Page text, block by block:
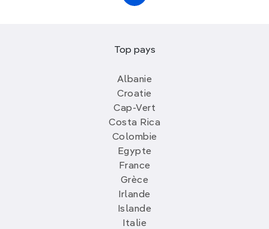
Top pays
Albanie
Croatie
Cap-Vert
Costa Rica
Colombie
Egypte
France
Grèce
Irlande
Islande
Italie